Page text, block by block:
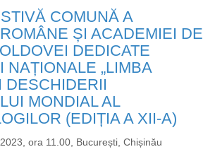
„Nicolae
Donici
și
astronomia
pe
meleaguri
moldovene
-
COMUNĂ A
ȘI ACADEMIEI DE
DEDICATE
NAȚIONALE „LIMBA
DESCHIDERII
MONDIAL AL
(EDIȚIA A XII-A)
ora 11.00, București, Chișinău